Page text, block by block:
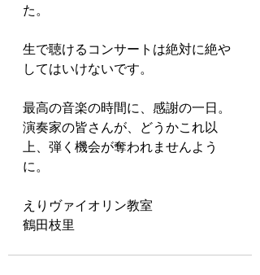
た。
生で聴けるコンサートは絶対に絶や
してはいけないです。
最高の音楽の時間に、感謝の一日。
演奏家の皆さんが、どうかこれ以
上、弾く機会が奪われませんよう
に。
えりヴァイオリン教室
鶴田枝里